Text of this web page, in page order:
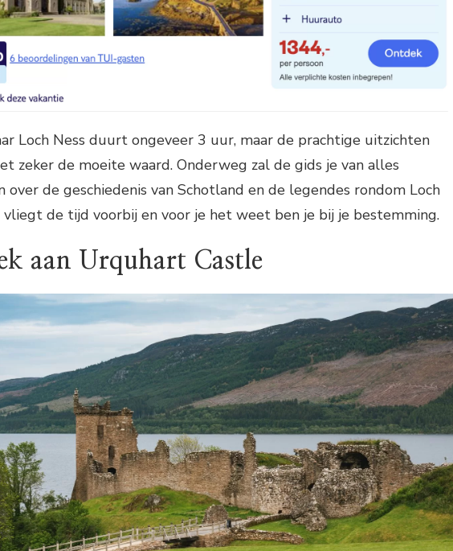
Loch Ness duurt ongeveer 3 uur, maar de prachtige uitzichten
zeker de moeite waard. Onderweg zal de gids je van alles
over de geschiedenis van Schotland en de legendes rondom Loch
vliegt de tijd voorbij en voor je het weet ben je bij je bestemming.
aan Urquhart Castle